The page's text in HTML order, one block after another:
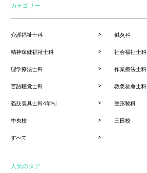
カテゴリー
介護福祉士科 鍼灸科
精神保健福祉士科 社会福祉士科
理学療法士科 作業療法士科
言語聴覚士科 救急救命士科
義肢装具士科4年制 整形靴科
中央校 三田校
すべて
人気のタグ